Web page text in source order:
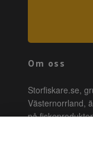
Om oss
Storfiskare.se,
Västernorrland,
på